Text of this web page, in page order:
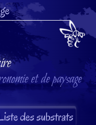
et de paysage
des substrats